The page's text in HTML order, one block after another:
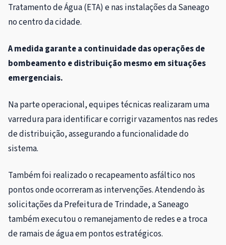
Tratamento de Água (ETA) e nas instalações da Saneago
no centro da cidade.
A medida garante a continuidade das operações de
bombeamento e distribuição mesmo em situações
emergenciais.
Na parte operacional, equipes técnicas realizaram uma
varredura para identificar e corrigir vazamentos nas redes
de distribuição, assegurando a funcionalidade do
sistema.
Também foi realizado o recapeamento asfáltico nos
pontos onde ocorreram as intervenções. Atendendo às
solicitações da Prefeitura de Trindade, a Saneago
também executou o remanejamento de redes e a troca
de ramais de água em pontos estratégicos.